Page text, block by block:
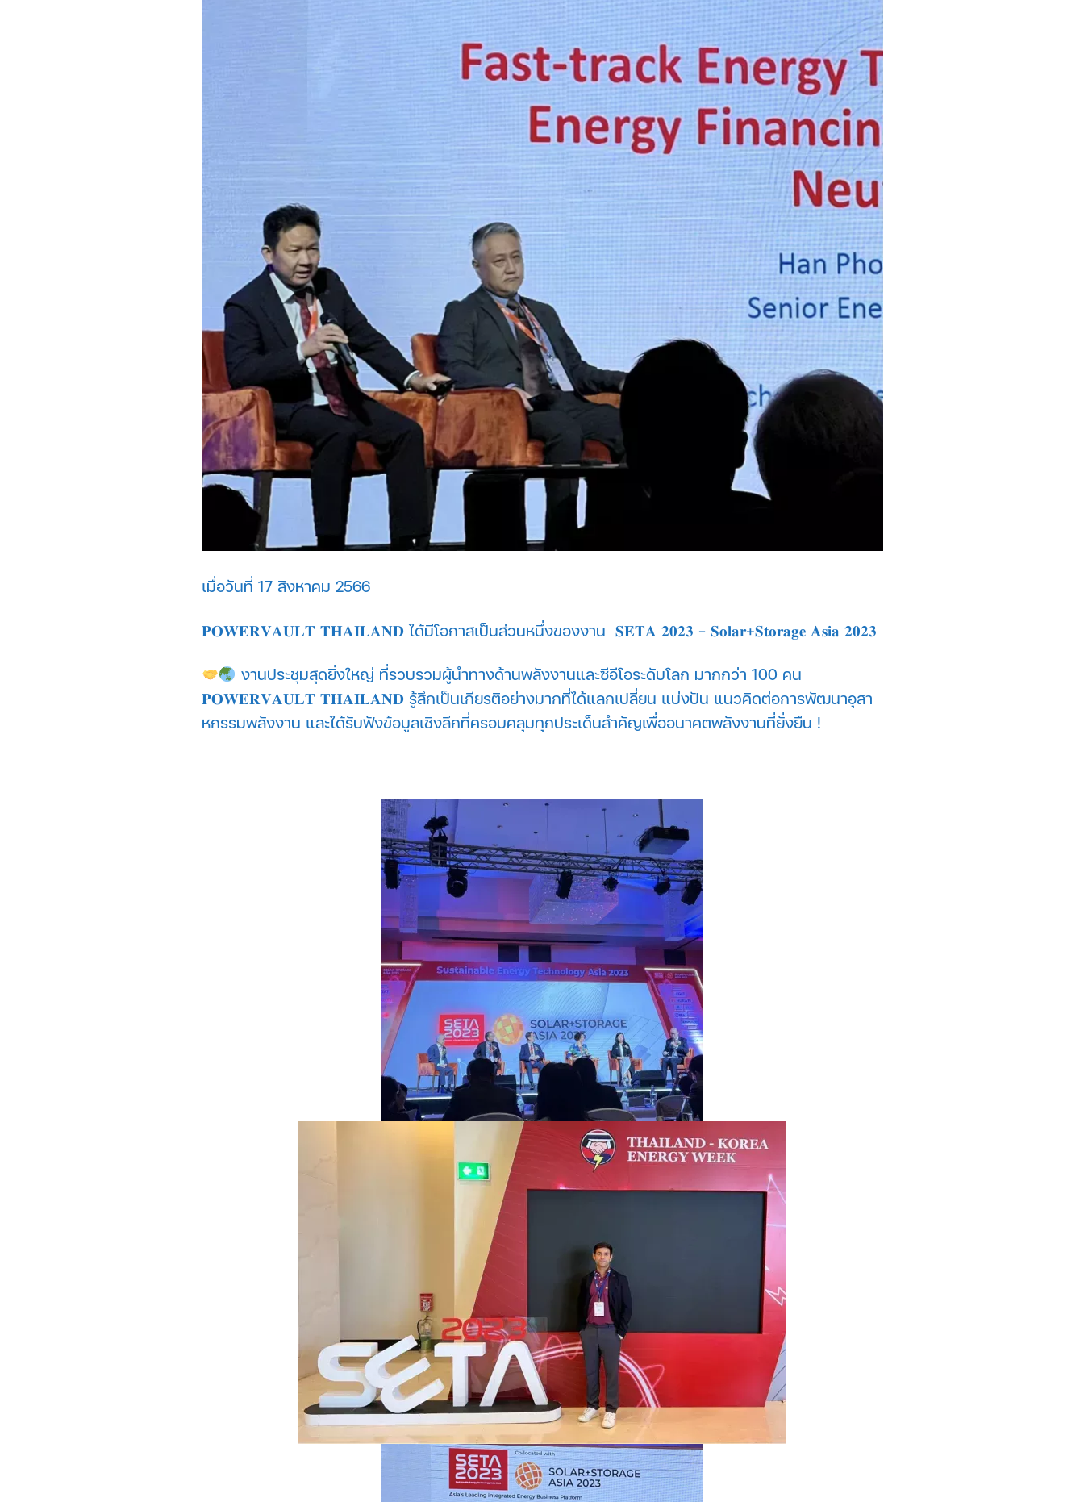
เมื่อวันที่ 17 สิงหาคม 2566
𝐏𝐎𝐖𝐄𝐑𝐕𝐀𝐔𝐋𝐓 𝐓𝐇𝐀𝐈𝐋𝐀𝐍𝐃 ได้มีโอกาสเป็นส่วนหนึ่งของงาน 𝐒𝐄𝐓𝐀 𝟐𝟎𝟐𝟑 – 𝐒𝐨𝐥𝐚𝐫+𝐒𝐭𝐨𝐫𝐚𝐠𝐞 𝐀𝐬𝐢𝐚 𝟐𝟎𝟐𝟑
งานประชุมสุดยิ่งใหญ่ ที่รวบรวมผู้นำทางด้านพลังงานและซีอีโอระดับโลก มากกว่า 100 คน
𝐏𝐎𝐖𝐄𝐑𝐕𝐀𝐔𝐋𝐓 𝐓𝐇𝐀𝐈𝐋𝐀𝐍𝐃 รู้สึกเป็นเกียรติอย่างมากที่ได้แลกเปลี่ยน แบ่งปัน แนวคิดต่อการพัฒนาอุสา
หกรรมพลังงาน และได้รับฟังข้อมูลเชิงลึกที่ครอบคลุมทุกประเด็นสำคัญเพื่ออนาคตพลังงานที่ยั่งยืน !